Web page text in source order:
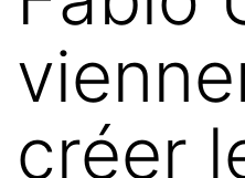
créer